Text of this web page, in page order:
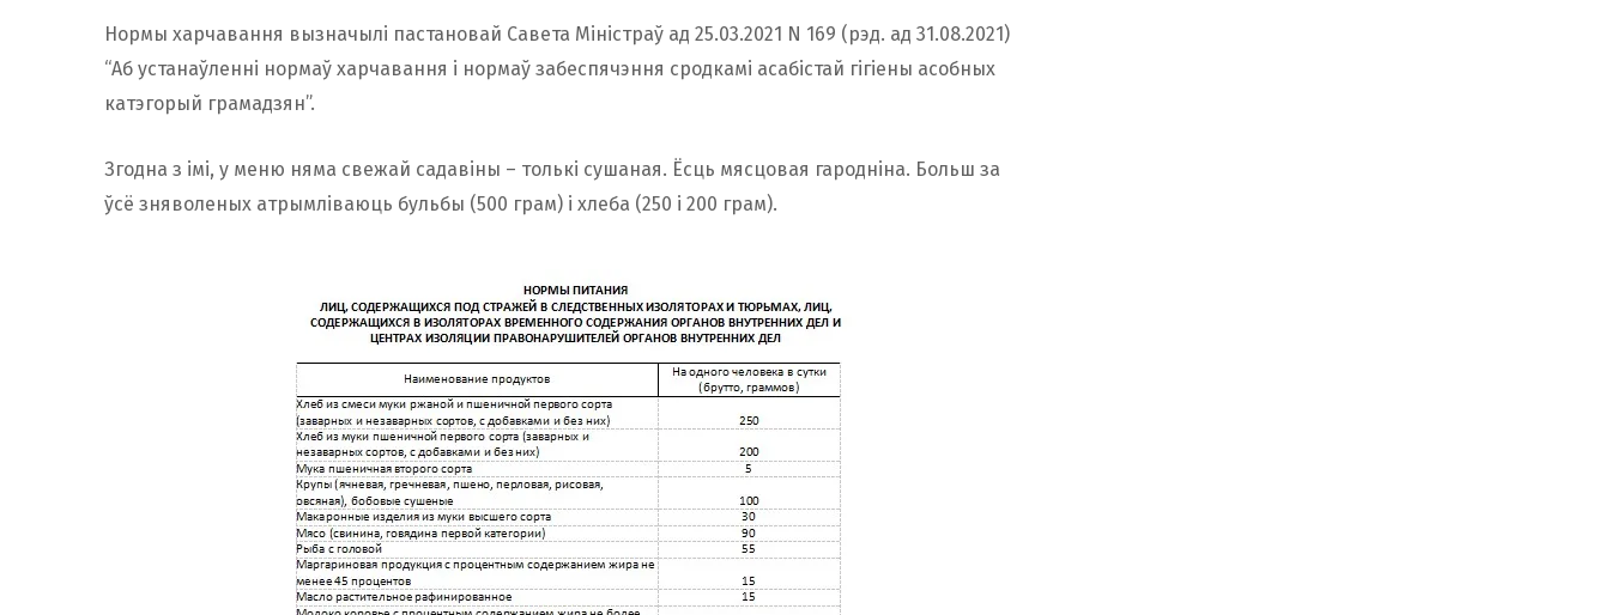
Нормы харчавання вызначылі пастановай Савета Міністраў ад 25.03.2021 N 169 (рэд. ад 31.08.2021)
“Аб устанаўленні нормаў харчавання і нормаў забеспячэння сродкамі асабістай гігіены асобных
катэгорый грамадзян”.
Згодна з імі, у меню няма свежай садавіны – толькі сушаная. Ёсць мясцовая гародніна. Больш за
ўсё зняволеных атрымліваюць бульбы (500 грам) і хлеба (250 і 200 грам).